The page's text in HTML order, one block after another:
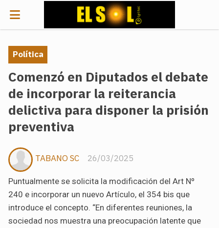
Comenzó en Diputados el debate
de incorporar la reiterancia
delictiva para disponer la prisión
preventiva
Puntualmente se solicita la modificación del Art Nº
240 e incorporar un nuevo Artículo, el 354 bis que
introduce el concepto. “En diferentes reuniones, la
sociedad nos muestra una preocupación latente que
Política
26/03/2025
TABANO SC